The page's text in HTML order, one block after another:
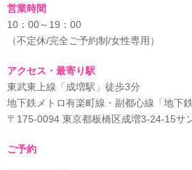
営業時間
10：00～19：00
（不定休/完全ご予約制/女性専用）
アクセス・最寄り駅
東武東上線「成増駅」徒歩3分
地下鉄メトロ有楽町線・副都心線「地下
〒175-0094 東京都板橋区成増3-24-15サ
ご予約